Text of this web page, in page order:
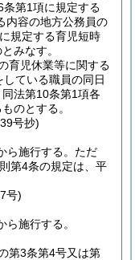
条第1項に規定する
内容の地方公務員の
規定する育児短時
みなす。
育児休業等に関する
ている職員の同日
法第10条第1項各
のとする。
号抄)
施行する。 ただ
第4条の規定は、平
号)
施行する。
第3条第4号又は第